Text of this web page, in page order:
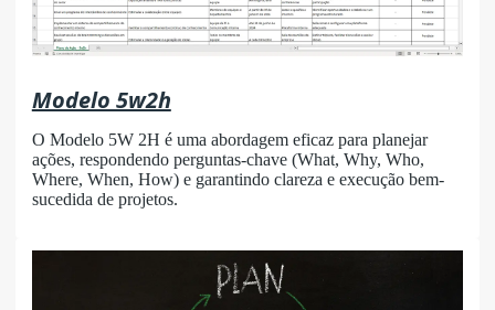
Modelo 5w2h
O Modelo 5W 2H é uma abordagem eficaz para planejar
ações, respondendo perguntas-chave (What, Why, Who,
Where, When, How) e garantindo clareza e execução bem-
sucedida de projetos.